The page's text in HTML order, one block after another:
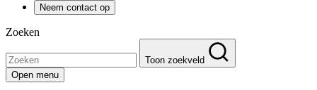
Neem contact op
Zoeken
Toon zoekveld
Open menu